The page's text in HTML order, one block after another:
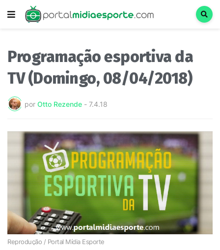
Programação esportiva da
TV (Domingo, 08/04/2018)
por Otto Rezende - 7.4.18
Reprodução / Portal Mídia Esporte